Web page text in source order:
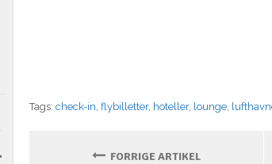
Tags:check-in ,flybilletter, hoteller, lounge
FORRIGE ARTIKEL